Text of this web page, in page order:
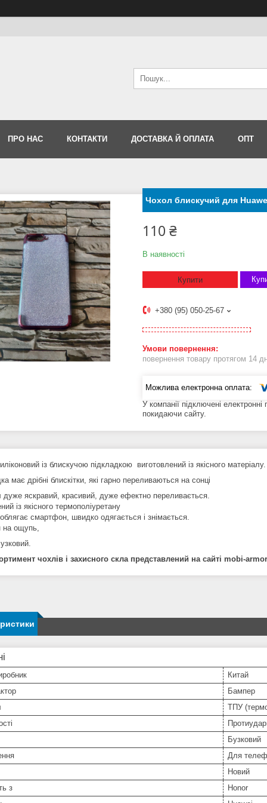
ПРО НАС КОНТАКТИ ДОСТАВКА Й ОПЛАТА ОПТ
Чохол блискучий для
110 ₴
В наявності
Купити
+380 (95) 050-25-67
повернення товару протягом 14
У компанії підключені
покидаючи сайту.
із блискучою підкладкою виготовлений із якісного
має дрібні блискітки, які гарно переливаються на сонці
яскравий, красивий, дуже ефектно переливається.
із якісного термополіуретану
смартфон, швидко одягається і знімається.
на ощупь,
чохлів і захисного скла представлений на сайті mobi-
Китай
Бампер
ТПУ
Бузковий
Для
Новий
з
Honor